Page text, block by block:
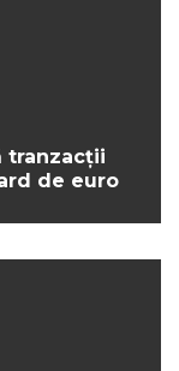
tranzacții
de euro